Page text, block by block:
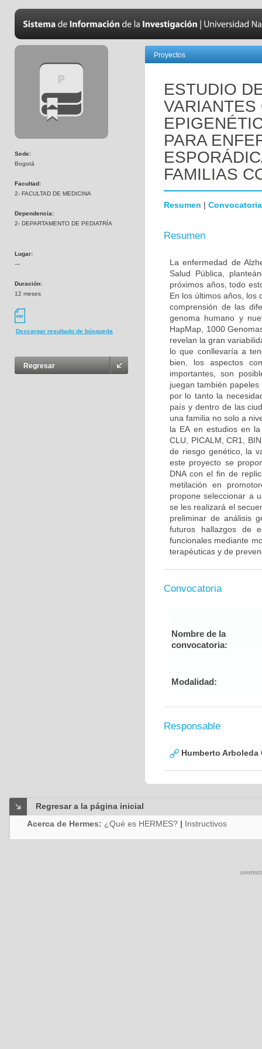
Sede:
Bogotá
Facultad:
2- FACULTAD DE MEDICINA
Dependencia:
2- DEPARTAMENTO DE PEDIATRÍA
Lugar:
---
Duración:
12 meses
Descargar resultado de búsqueda
Regresar
Proyectos
ESTUDIO
VARIANTES
PARA
FAMILIAS
Resumen | Convocatoria
Resumen
La enfermedad de
Salud Pública,
próximos años, todo
En los últimos años, los
comprensión de las
genoma humano y
HapMap, 1000
revelan la gran
lo que conllevaría a
bien, los aspectos
importantes, son
juegan también
por lo tanto la
país y dentro de las
una familia no solo a
la EA en estudios en
CLU, PICALM, CR1,
de riesgo genético, la
este proyecto se
DNA con el fin de
metilación en
propone seleccionar a
se les realizará el
preliminar de análisis
futuros hallazgos de
funcionales mediante
terapéuticas y de
Convocatoria
Nombre de la
convocatoria:
Modalidad:
Responsable
Humberto Arboleda
Regresar a la página inicial
Acerca de Hermes: ¿Qué es HERMES? | Instructivos